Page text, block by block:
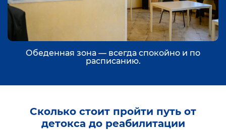
Обеденная зона — всегда спокойно и по
расписанию.
Сколько стоит пройти путь от
детокса до реабилитации